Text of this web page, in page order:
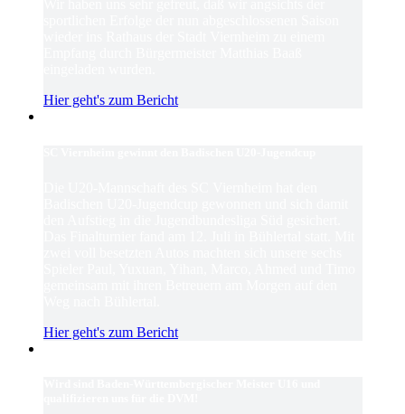
Hier geht's zum Bericht
Hier geht's zum Bericht